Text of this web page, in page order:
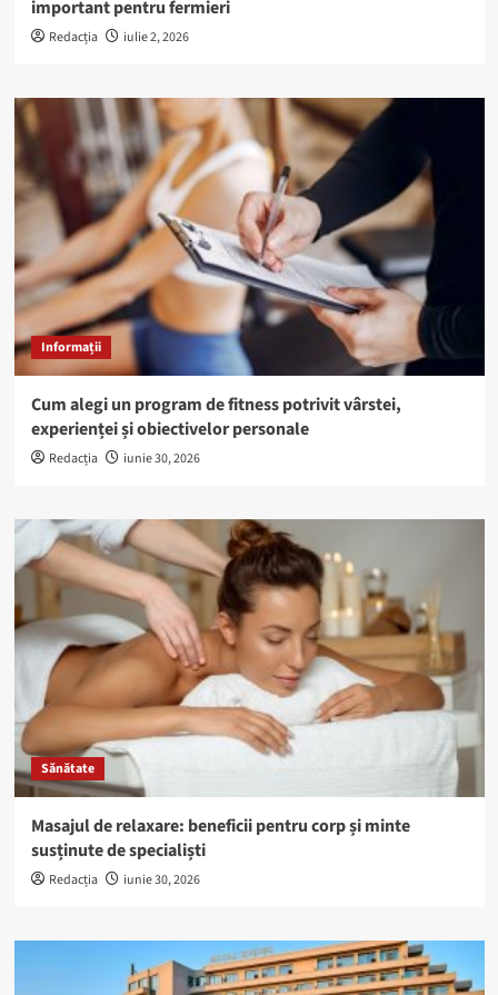
important pentru fermieri
Redacția iulie 2, 2026
Informații
Cum alegi un program de fitness potrivit vârstei,
experienței și obiectivelor personale
Redacția iunie 30, 2026
Sănătate
Masajul de relaxare: beneficii pentru corp și minte
susținute de specialiști
Redacția iunie 30, 2026